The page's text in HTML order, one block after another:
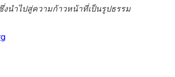
นำไปสู่ความก้าวหน้าที่เป็นรูปธรรม